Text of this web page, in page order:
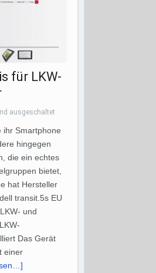
für LKW-
ausgeschaltet
ihr Smartphone
hingegen
die ein echtes
bietet,
hat Hersteller
transit.5s EU
und
Das Gerät
einer